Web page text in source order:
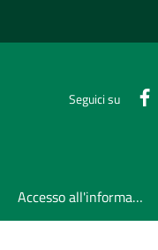
Seguici su
Accesso all'informazione